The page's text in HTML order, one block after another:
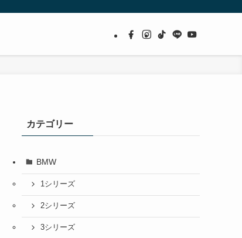
カテゴリー
BMW
1シリーズ
2シリーズ
3シリーズ